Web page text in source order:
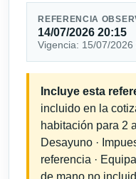
REFERENCIA
14/07/2026 20:15
Vigencia: 15/07/2026
Incluye esta
incluido en la
habitación para 2
Desayuno ·
referencia ·